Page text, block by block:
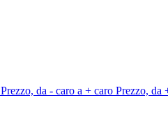
Prezzo, da - caro a + caro Prezzo, da